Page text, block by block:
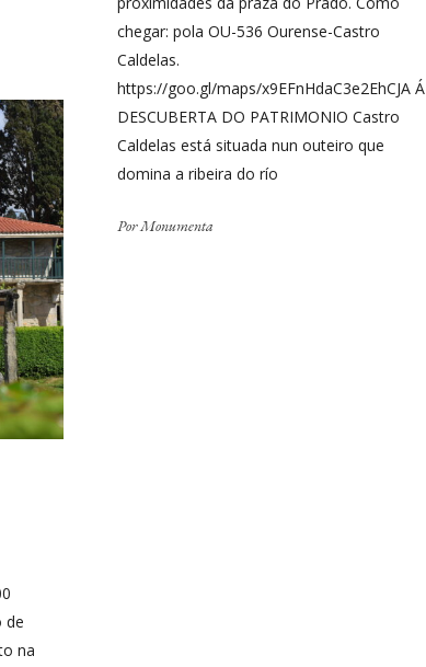
chegar: pola OU-536 Ourense-Castro
Caldelas.
https://goo.gl/maps/x9EFnHdaC3e2EhCJA Á
DESCUBERTA DO PATRIMONIO Castro
Caldelas está situada nun outeiro que
domina a ribeira do río
PorMonumenta
de
na